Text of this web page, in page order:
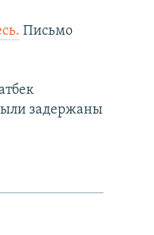
Письмо
задержаны